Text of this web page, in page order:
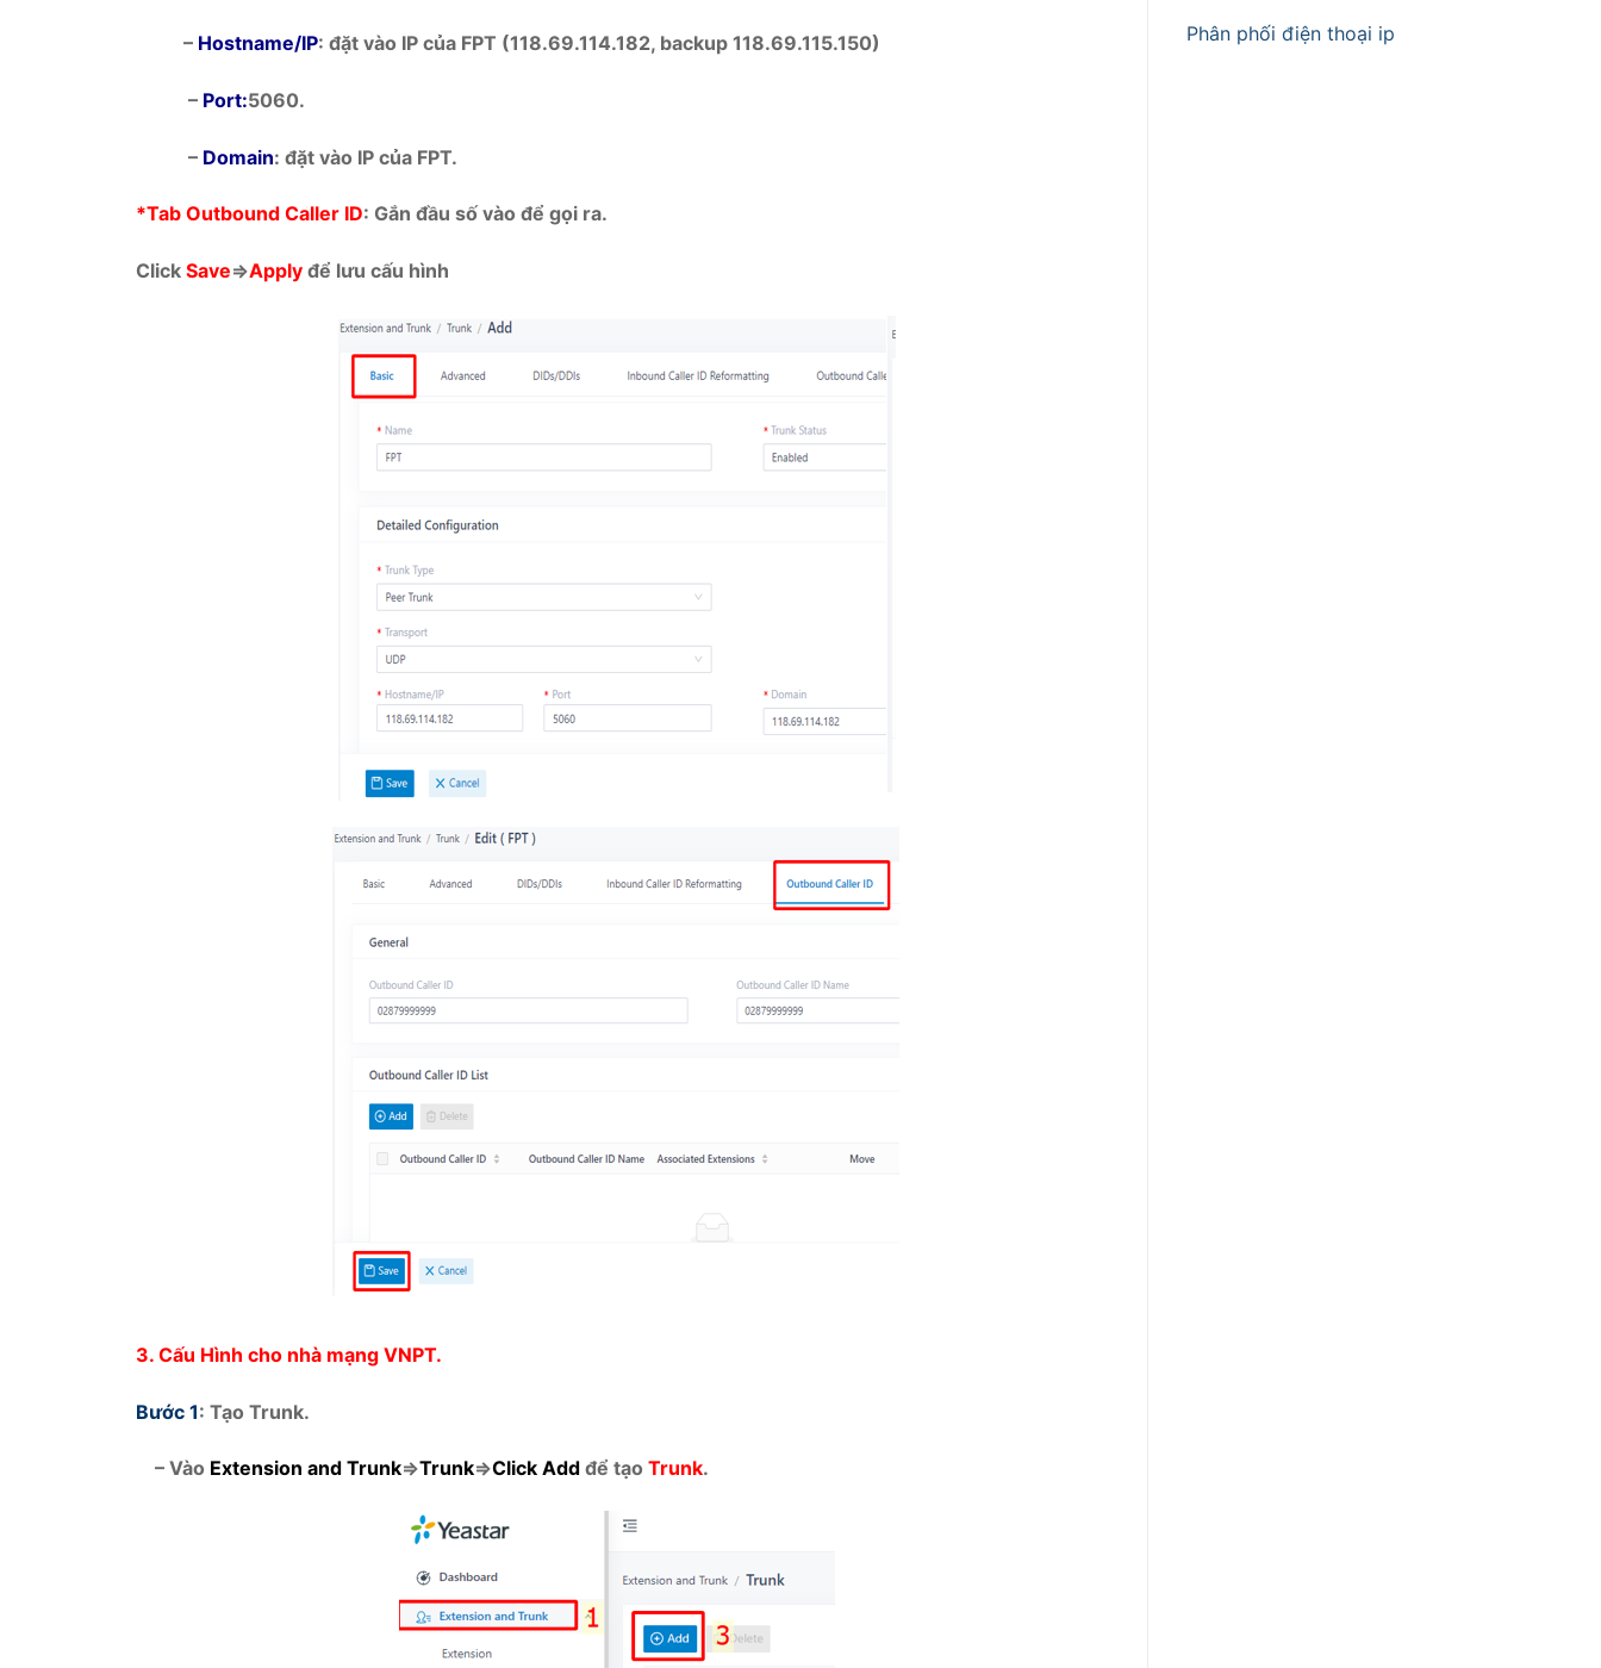
– Hostname/IP: đặt vào IP của FPT (118.69.114.182, backup 118.69.115.150)
– Port:5060.
– Domain: đặt vào IP của FPT.
*Tab Outbound Caller ID: Gắn đầu số vào để gọi ra.
Click Save=>Apply để lưu cấu hình
3. Cấu Hình cho nhà mạng VNPT.
Bước 1: Tạo Trunk.
– Vào Extension and Trunk=>Trunk=>Click Add để tạo Trunk.
Phân phối điện thoại ip